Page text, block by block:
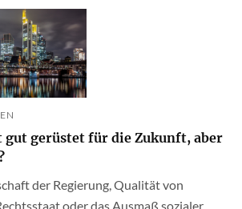
gut gerüstet für die Zukunft, aber
der Regierung, Qualität von
oder das Ausmaß sozialer